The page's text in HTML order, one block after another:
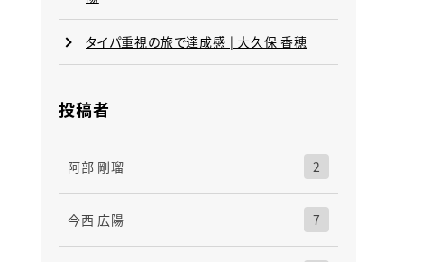
タイパ重視の旅で達成感 | 大久保 香穂
投稿者
阿部 剛瑠 2
今西 広陽 7